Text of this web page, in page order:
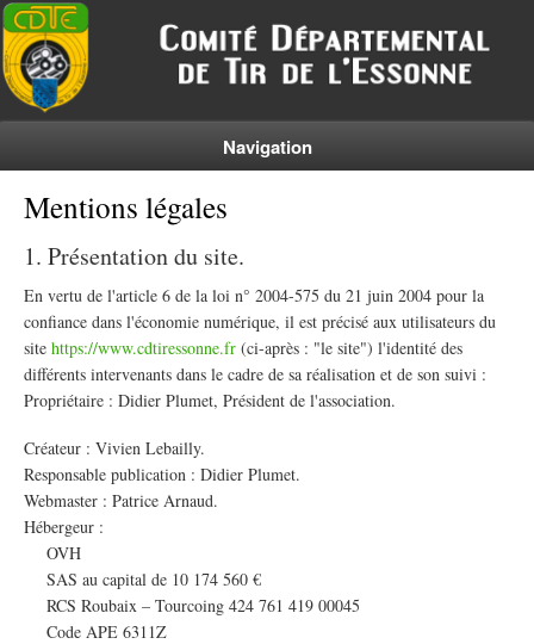
Navigation
Mentions légales
1. Présentation du site.
En vertu de l'article 6 de la loi n° 2004-575 du 21 juin 2004 pour la
confiance dans l'économie numérique, il est précisé aux utilisateurs du
site https://www.cdtiressonne.fr (ci-après : "le site") l'identité des
différents intervenants dans le cadre de sa réalisation et de son suivi :
Propriétaire : Didier Plumet, Président de l'association.
Créateur : Vivien Lebailly.
Responsable publication : Didier Plumet.
Webmaster : Patrice Arnaud.
Hébergeur :
OVH
SAS au capital de 10 174 560 €
RCS Roubaix – Tourcoing 424 761 419 00045
Code APE 6311Z